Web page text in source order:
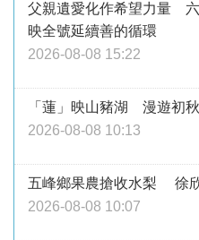
父親遺愛化作希望力量
映全號延續善的循環
2026-08-08 15:22
「蓮」映山豬湖 漫遊初
2026-08-08 10:13
五峰鄉果農搶收水梨 徐
2026-08-08 10:07